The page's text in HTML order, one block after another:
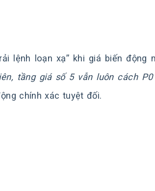
lệnh loạn xạ” khi giá biến động
tầng giá số 5 vẫn luôn cách
chính xác tuyệt đối.